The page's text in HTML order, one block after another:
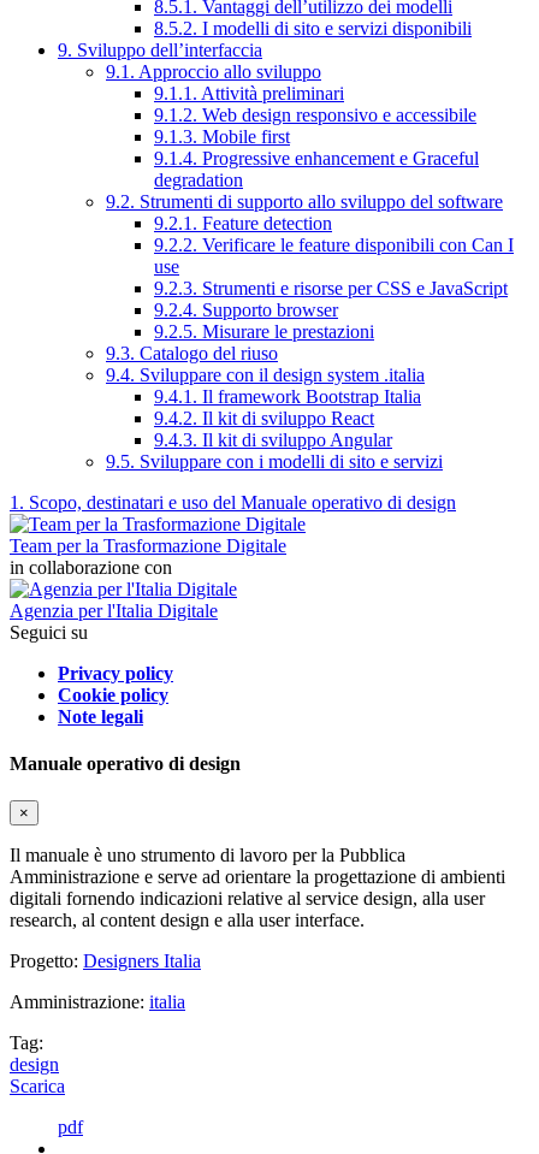
8.5.1. Vantaggi dell’utilizzo dei modelli
8.5.2. I modelli di sito e servizi disponibili
9. Sviluppo dell’interfaccia
9.1. Approccio allo sviluppo
9.1.1. Attività preliminari
9.1.2. Web design responsivo e accessibile
9.1.3. Mobile first
9.1.4. Progressive enhancement e Graceful
degradation
9.2. Strumenti di supporto allo sviluppo del software
9.2.1. Feature detection
9.2.2. Verificare le feature disponibili con Can I
use
9.2.3. Strumenti e risorse per CSS e JavaScript
9.2.4. Supporto browser
9.2.5. Misurare le prestazioni
9.3. Catalogo del riuso
9.4. Sviluppare con il design system .italia
9.4.1. Il framework Bootstrap Italia
9.4.2. Il kit di sviluppo React
9.4.3. Il kit di sviluppo Angular
9.5. Sviluppare con i modelli di sito e servizi
1. Scopo, destinatari e uso del Manuale operativo di design
Team per la Trasformazione Digitale
in collaborazione con
Agenzia per l'Italia Digitale
Seguici su
Privacy policy
Cookie policy
Note legali
Manuale operativo di design
×
Il manuale è uno strumento di lavoro per la Pubblica
Amministrazione e serve ad orientare la progettazione di ambienti
digitali fornendo indicazioni relative al service design, alla user
research, al content design e alla user interface.
Progetto: Designers Italia
Amministrazione: italia
Tag:
design
Scarica
pdf